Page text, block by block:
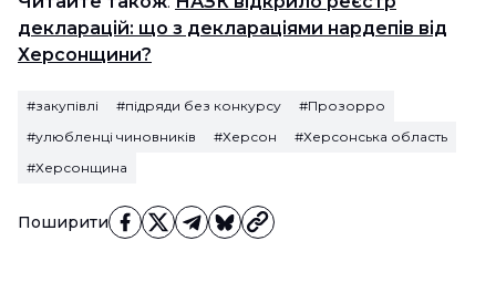
Поширити
декларацій: що з деклараціями нардепів від
Херсонщини?
#закупівлі #підряди без конкурсу
#Прозорро
#улюбленці чиновників
#Херсон
#Херсонська область
#Херсонщина